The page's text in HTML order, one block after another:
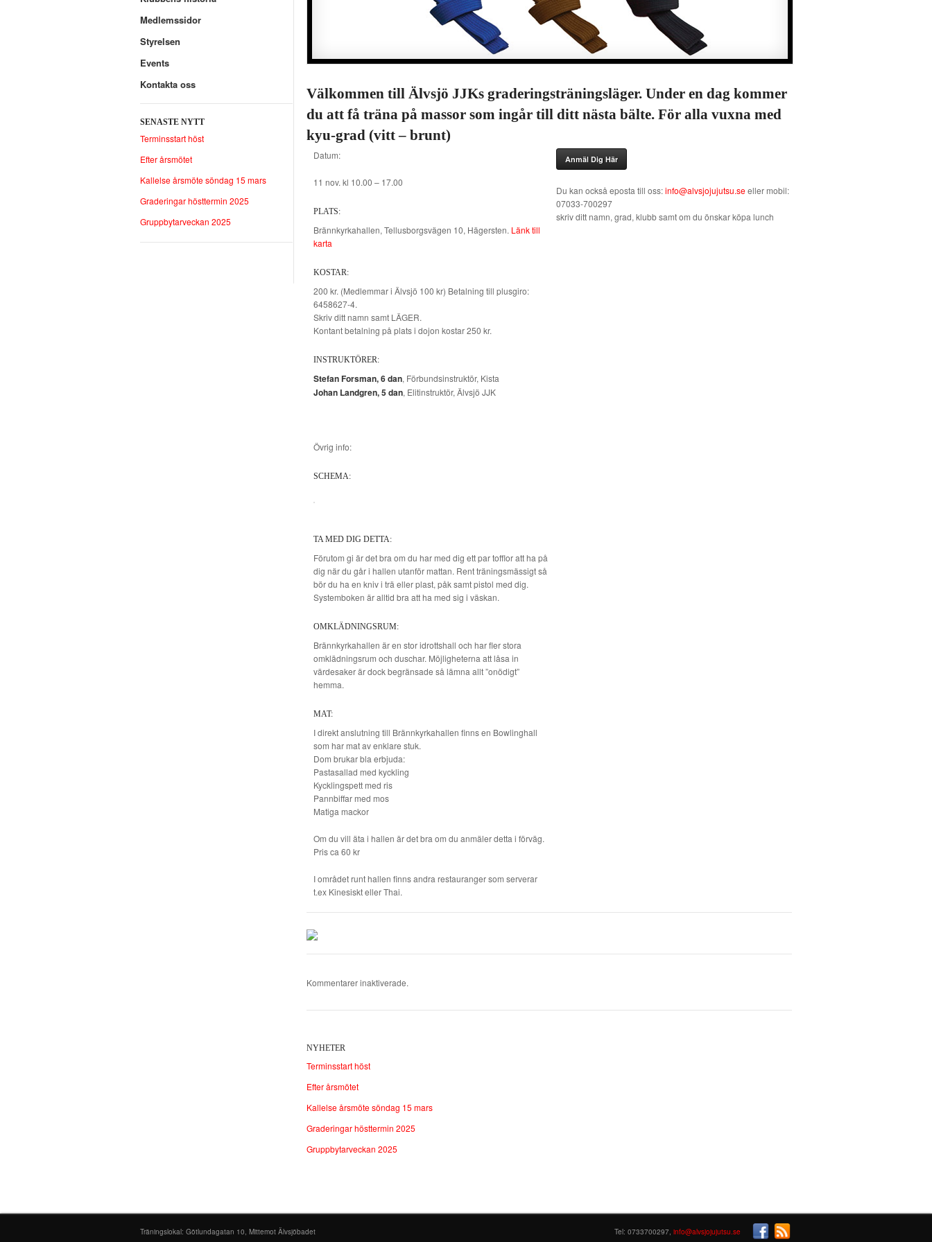
Medlemssidor
Styrelsen
Events
Kontakta oss
SENASTE NYTT
Terminsstart höst
Efter årsmötet
Kallelse årsmöte söndag 15 mars
Graderingar hösttermin 2025
Gruppbytarveckan 2025
Välkommen till Älvsjö JJKs graderingsträningsläger. Under en dag kommer
du att få träna på massor som ingår till ditt nästa bälte. För alla vuxna med
kyu-grad (vitt – brunt)
Datum:
11 nov. kl 10.00 – 17.00
PLATS:
Brännkyrkahallen, Tellusborgsvägen 10, Hägersten. Länk till
karta
KOSTAR:
200 kr. (Medlemmar i Älvsjö 100 kr) Betalning till plusgiro:
6458627-4.
Skriv ditt namn samt LÄGER.
Kontant betalning på plats i dojon kostar 250 kr.
INSTRUKTÖRER:
Stefan Forsman, 6 dan, Förbundsinstruktör, Kista
Johan Landgren, 5 dan, Elitinstruktör, Älvsjö JJK
Övrig info:
SCHEMA:
TA MED DIG DETTA:
Förutom gi är det bra om du har med dig ett par tofflor att ha på
dig när du går i hallen utanför mattan. Rent träningsmässigt så
bör du ha en kniv i trä eller plast, påk samt pistol med dig.
Systemboken är alltid bra att ha med sig i väskan.
OMKLÄDNINGSRUM:
Brännkyrkahallen är en stor idrottshall och har fler stora
omklädningsrum och duschar. Möjligheterna att låsa in
värdesaker är dock begränsade så lämna allt ”onödigt”
hemma.
MAT:
I direkt anslutning till Brännkyrkahallen finns en Bowlinghall
som har mat av enklare stuk.
Dom brukar bla erbjuda:
Pastasallad med kyckling
Kycklingspett med ris
Pannbiffar med mos
Matiga mackor
Om du vill äta i hallen är det bra om du anmäler detta i förväg.
Pris ca 60 kr
I området runt hallen finns andra restauranger som serverar
t.ex Kinesiskt eller Thai.
Anmäl Dig Här
Du kan också eposta till oss:info@alvsjojujutsu.seeller mobil:
07033-700297
skriv ditt namn, grad, klubb samt om du önskar köpa lunch
Kommentarer inaktiverade.
NYHETER
Terminsstart höst
Efter årsmötet
Kallelse årsmöte söndag 15 mars
Graderingar hösttermin 2025
Gruppbytarveckan 2025
Träningslokal: Götlundagatan 10, Mittemot Älvsjöbadet Tel: 0733700297, info@alvsjojujutsu.se